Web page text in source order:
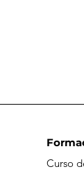
Curso